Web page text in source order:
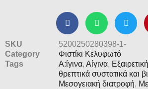
SKU
5200250280398-1-
Category
Φιστίκι Κελυφωτό
Tags
Α:ίγινα, Αίγινα,
θρεπτικά συστατικά και
Μεσογειακή διατροφή,